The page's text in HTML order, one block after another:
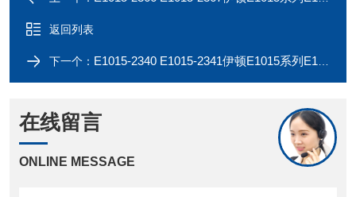
返回列表
下一个： E1015-2340 E1015-2341伊顿E1015系列E1015-2338 E1015-2339二通连接器
在线留言
ONLINE MESSAGE